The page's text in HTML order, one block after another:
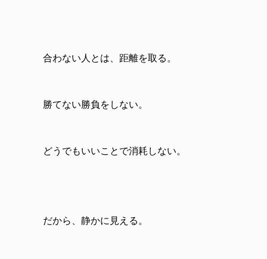
合わない人とは、距離を取る。
勝てない勝負をしない。
どうでもいいことで消耗しない。
だから、静かに見える。